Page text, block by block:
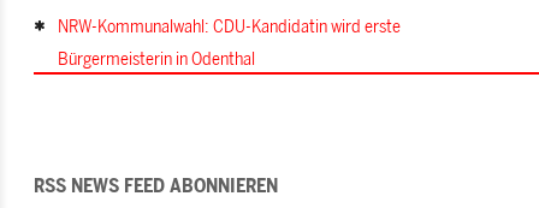
NRW-Kommunalwahl: CDU-Kandidatin wird erste
Bürgermeisterin in Odenthal
RSS NEWS FEED ABONNIEREN